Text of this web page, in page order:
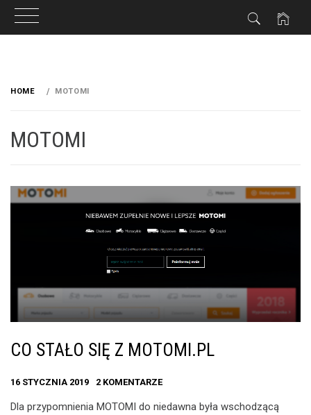
HOME MOTOMI
MOTOMI
CO STAŁO SIĘ Z MOTOMI.PL
16 STYCZNIA 2019 2 KOMENTARZE
Dla przypomnienia MOTOMI do niedawna była wschodzącą